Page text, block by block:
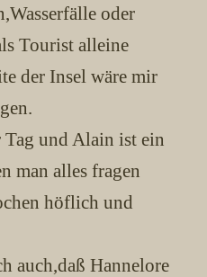
oder
Tourist alleine
der Insel wäre mir
Tag und Alain ist ein
man alles fragen
höflich und
auch,daß Hannelore